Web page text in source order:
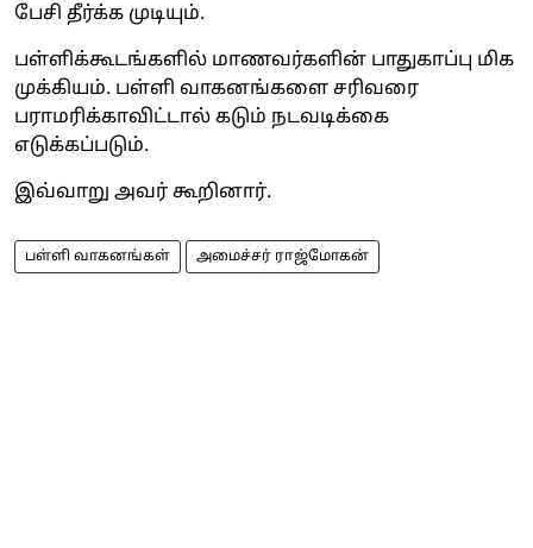
பேசி தீர்க்க முடியும்.
பள்ளிக்கூடங்களில் மாணவர்களின் பாதுகாப்பு மிக
முக்கியம். பள்ளி வாகனங்களை சரிவரை
பராமரிக்காவிட்டால் கடும் நடவடிக்கை
எடுக்கப்படும்.
இவ்வாறு அவர் கூறினார்.
பள்ளி வாகனங்கள் அமைச்சர் ராஜ்மோகன்